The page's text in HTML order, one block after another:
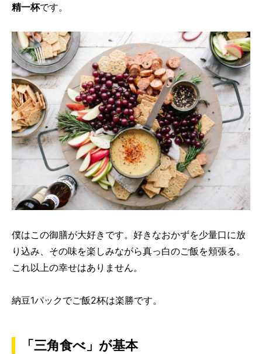
精一杯です。
僕はこの御膳が大好きです。好きなおかずを少量口に放
り込み、その味を楽しみながら真っ白のご飯を頬張る。
これ以上の幸せはありません。
納豆1パックでご飯2杯は楽勝です。
「三角食べ」が基本